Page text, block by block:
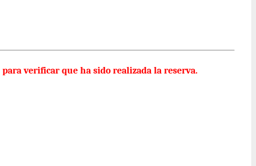
para verificar que ha sido realizada la reserva.